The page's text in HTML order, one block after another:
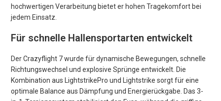
hochwertigen Verarbeitung bietet er hohen Tragekomfort bei
jedem Einsatz.
Für schnelle Hallensportarten entwickelt
Der Crazyflight 7 wurde für dynamische Bewegungen, schnelle
Richtungswechsel und explosive Sprünge entwickelt. Die
Kombination aus LightstrikePro und Lightstrike sorgt für eine
optimale Balance aus Dämpfung und Energierückgabe. Das 3-